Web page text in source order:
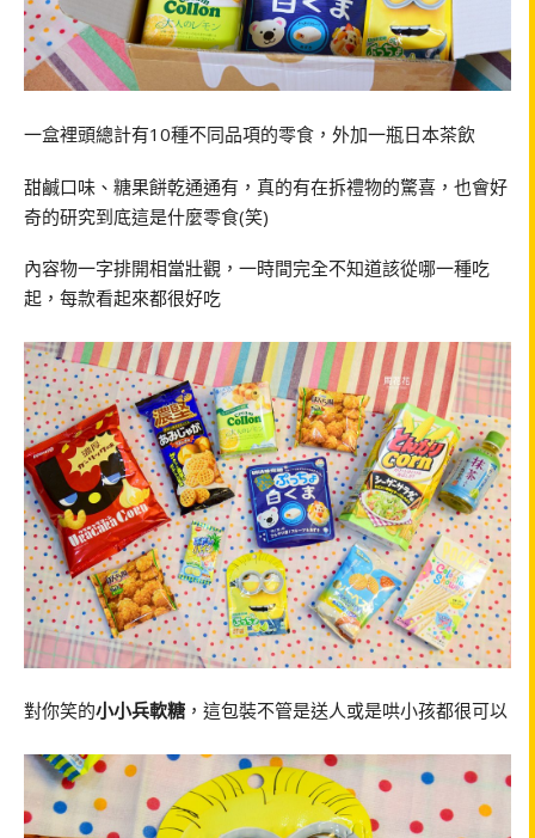
一盒裡頭總計有10種不同品項的零食，外加一瓶日本茶飲
甜鹹口味、糖果餅乾通通有，真的有在拆禮物的驚喜，也會好
奇的研究到底這是什麼零食(笑)
內容物一字排開相當壯觀，一時間完全不知道該從哪一種吃
起，每款看起來都很好吃
對你笑的小小兵軟糖 ，這包裝不管是送人或是哄小孩都很可以